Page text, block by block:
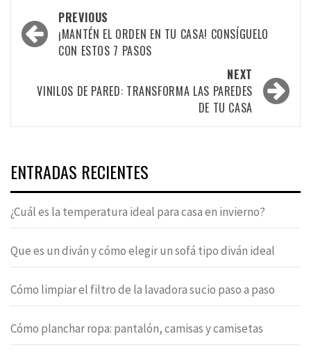
Post
navigation
PREVIOUS
¡MANTÉN EL ORDEN EN TU CASA! CONSÍGUELO
CON ESTOS 7 PASOS
NEXT
VINILOS DE PARED: TRANSFORMA LAS PAREDES
DE TU CASA
ENTRADAS RECIENTES
¿Cuál es la temperatura ideal para casa en invierno?
Que es un diván y cómo elegir un sofá tipo diván ideal
Cómo limpiar el filtro de la lavadora sucio paso a paso
Cómo planchar ropa: pantalón, camisas y camisetas